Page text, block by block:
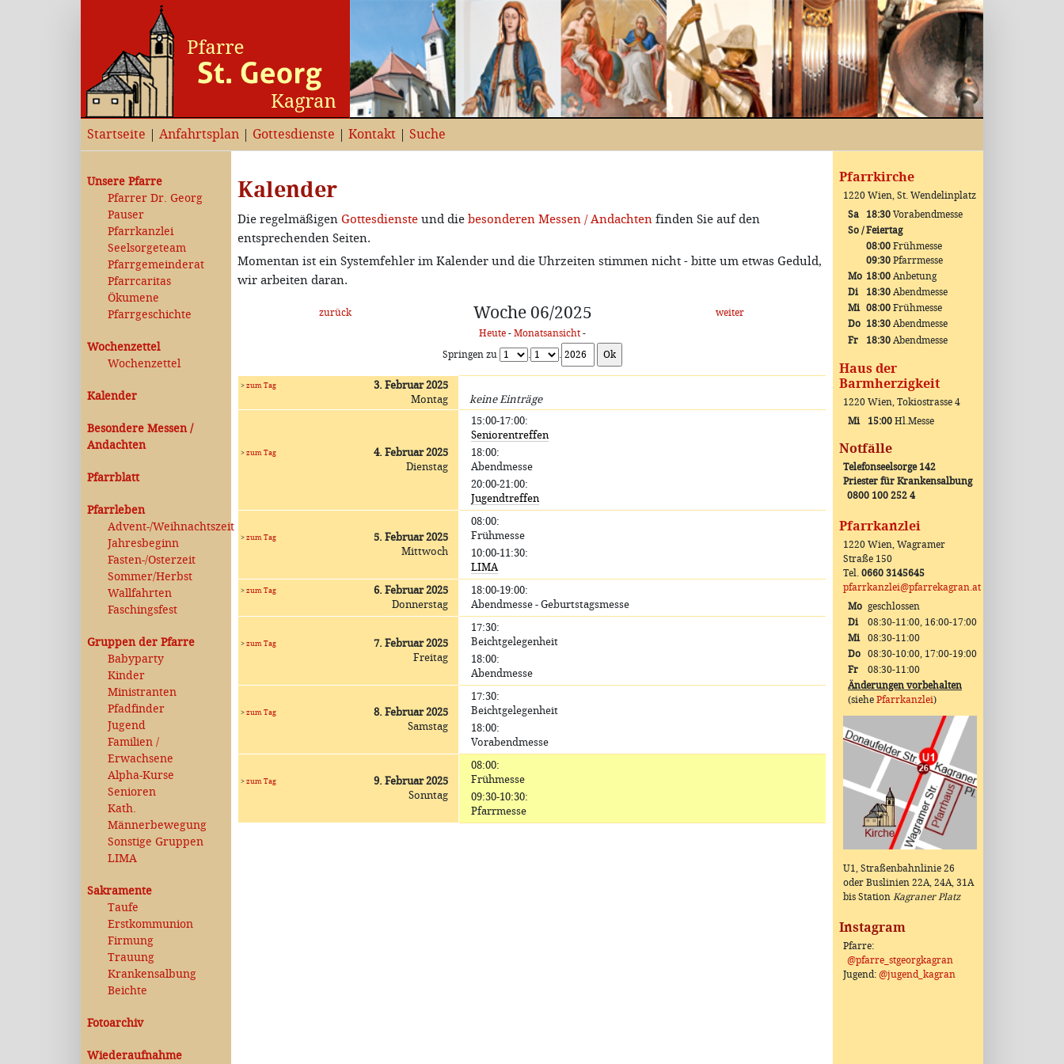
Startseite | Anfahrtsplan | Gottesdienste | Kontakt | Suche
Unsere Pfarre
Pfarrer Dr. Georg
Pauser
Pfarrkanzlei
Seelsorgeteam
Pfarrgemeinderat
Pfarrcaritas
Ökumene
Pfarrgeschichte
Wochenzettel
Wochenzettel
Kalender
Besondere Messen /
Andachten
Pfarrblatt
Pfarrleben
Advent-/Weihnachtszeit
Jahresbeginn
Fasten-/Osterzeit
Sommer/Herbst
Wallfahrten
Faschingsfest
Gruppen der Pfarre
Babyparty
Kinder
Ministranten
Pfadfinder
Jugend
Familien /
Erwachsene
Alpha-Kurse
Senioren
Kath.
Männerbewegung
Sonstige Gruppen
LIMA
Sakramente
Taufe
Erstkommunion
Firmung
Trauung
Krankensalbung
Beichte
Fotoarchiv
Wiederaufnahme
Kalender
Die regelmäßigen Gottesdienste und die besonderen Messen / Andachten finden Sie auf den
entsprechenden Seiten.
Momentan ist ein Systemfehler im Kalender und die Uhrzeiten stimmen nicht - bitte um etwas Geduld,
wir arbeiten daran.
zurück Woche 06/2025
weiter
Heute - Monatsansicht -
Springen zu
. .
>zum Tag
3. Februar 2025
Montag
keine Einträge
>zum Tag
4. Februar 2025
Dienstag
15:00-17:00:
Seniorentreffen
18:00:
Abendmesse
20:00-21:00:
Jugendtreffen
>zum Tag
5. Februar 2025
Mittwoch
08:00:
Frühmesse
10:00-11:30:
LIMA
>zum Tag
6. Februar 2025
Donnerstag
18:00-19:00:
Abendmesse - Geburtstagsmesse
>zum Tag
7. Februar 2025
Freitag
17:30:
Beichtgelegenheit
18:00:
Abendmesse
>zum Tag
8. Februar 2025
Samstag
17:30:
Beichtgelegenheit
18:00:
Vorabendmesse
>zum Tag
9. Februar 2025
Sonntag
08:00:
Frühmesse
09:30-10:30:
Pfarrmesse
Pfarrkirche
1220 Wien, St. Wendelinplatz
Sa
18:30 Vorabendmesse
So / Feiertag
08:00 Frühmesse
09:30 Pfarrmesse
Mo 18:00 Anbetung
Di
18:30 Abendmesse
Mi 08:00 Frühmesse
Do 18:30 Abendmesse
Fr
18:30 Abendmesse
Haus der
Barmherzigkeit
1220 Wien, Tokiostrasse 4
Mi
15:00 Hl.Messe
Notfälle
Telefonseelsorge 142
Priester für Krankensalbung
0800 100 252 4
Pfarrkanzlei
1220 Wien, Wagramer
Straße 150
Tel. 0660 3145645
pfarrkanzlei@pfarrekagran.at
Mo geschlossen
Di
08:30-11:00, 16:00-17:00
Mi
08:30-11:00
Do
08:30-10:00, 17:00-19:00
Fr
08:30-11:00
Änderungen vorbehalten
(siehe Pfarrkanzlei)
U1, Straßenbahnlinie 26
oder Buslinien 22A, 24A, 31A
bis Station Kagraner Platz
Instagram
Pfarre:
@pfarre_stgeorgkagran
Jugend: @jugend_kagran